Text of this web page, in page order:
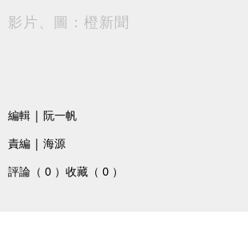
影片、圖：橙新聞
編輯 | 阮一帆
責編 | 海源
評論（ 0 ） 收藏（ 0 ）